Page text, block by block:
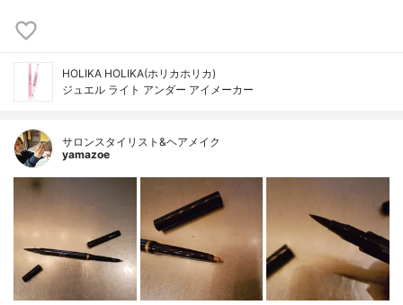
HOLIKA HOLIKA(ホリカホリカ)
ジュエル ライト アンダー アイメーカー
サロンスタイリスト&ヘアメイク
yamazoe